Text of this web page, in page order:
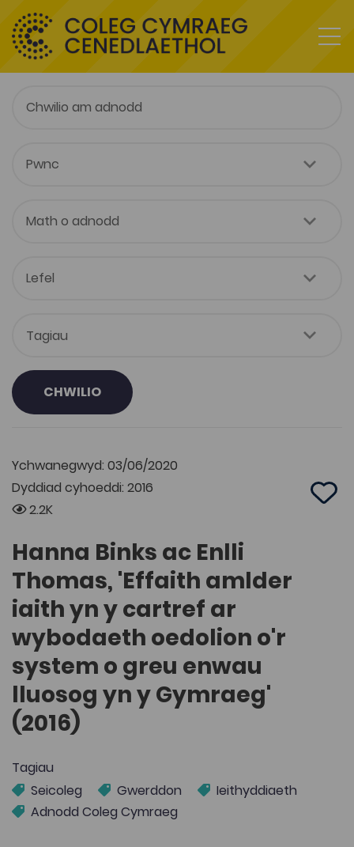
CHWILIO
Ychwanegwyd: 03/06/2020
Dyddiad cyhoeddi: 2016
2.2K
Add
Hanna Binks ac Enlli
Thomas, 'Effaith amlder
iaith yn y cartref ar
wybodaeth oedolion o'r
system o greu enwau
lluosog yn y Gymraeg'
(2016)
Tagiau
Seicoleg
Gwerddon
Ieithyddiaeth
Adnodd Coleg Cymraeg